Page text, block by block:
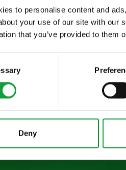
to personalise content and
your use of our site with our
that you’ve provided to them
Deny
tutte le ultime novita
e del food.